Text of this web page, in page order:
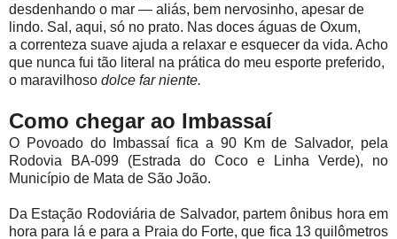
desdenhando o mar — aliás, bem nervosinho, apesar de
lindo. Sal, aqui, só no prato. Nas doces águas de Oxum,
a correnteza suave ajuda a relaxar e esquecer da vida. Acho
que nunca fui tão literal na prática do meu esporte preferido,
o maravilhoso dolce far niente.
Como chegar ao Imbassaí
O Povoado do Imbassaí fica a 90 Km de Salvador, pela
Rodovia BA-099 (Estrada do Coco e Linha Verde), no
Município de Mata de São João.
Da Estação Rodoviária de Salvador, partem ônibus hora em
hora para lá e para a Praia do Forte, que fica 13 quilômetros